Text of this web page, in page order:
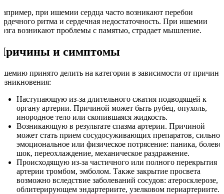
при ишемии сердца часто возникают перебои
ритма и сердечная недостаточность. При ишемии
возникают проблемы с памятью, страдает мышление.
и симптомы
принято делить на категории в зависимости от причин
Наступающую из-за длительного сжатия подводящей к
органу артерии. Причиной может быть рубец, опухоль,
инородное тело или скопившаяся жидкость.
Возникающую в результате спазма артерии. Причиной
может стать прием сосудосуживающих препаратов, сильное
эмоциональное или физическое потрясение: паника,
шок, переохлаждение, механическое раздражение.
Происходящую из-за частичного или полного перекрытия
артерии тромбом, эмболом. Также закрытие просвета
возможно вследствие заболеваний сосудов: атеросклерозе,
облитерирующем эндартериите, узелковом периартериите.